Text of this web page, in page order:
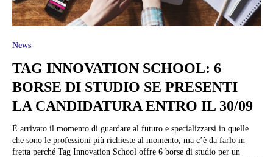
News
TAG INNOVATION SCHOOL: 6
BORSE DI STUDIO SE PRESENTI
LA CANDIDATURA ENTRO IL 30/09
È arrivato il momento di guardare al futuro e specializzarsi in quelle
che sono le professioni più richieste al momento, ma c’è da farlo in
fretta perché Tag Innovation School offre 6 borse di studio per un